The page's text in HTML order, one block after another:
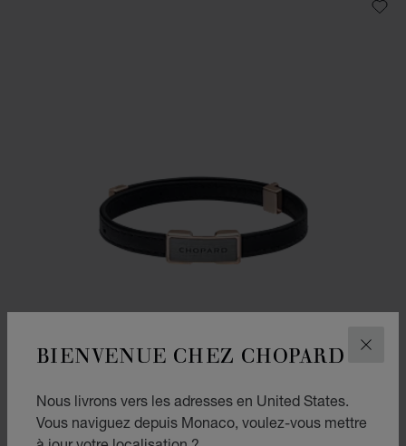
BIENVENUE CHEZ CHOPARD
Nous livrons vers les adresses en United States.
Vous naviguez depuis Monaco, voulez-vous mettre